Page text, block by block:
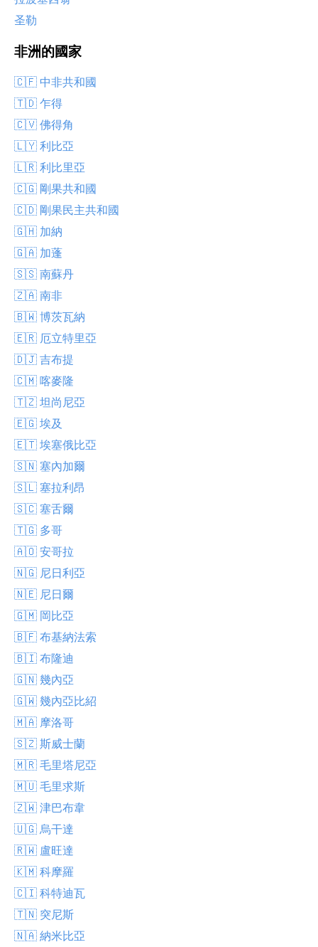
圣勒
非洲的國家
🇨🇫 中非共和國
🇹🇩 乍得
🇨🇻 佛得角
🇱🇾 利比亞
🇱🇷 利比里亞
🇨🇬 剛果共和國
🇨🇩 剛果民主共和國
🇬🇭 加納
🇬🇦 加蓬
🇸🇸 南蘇丹
🇿🇦 南非
🇧🇼 博茨瓦納
🇪🇷 厄立特里亞
🇩🇯 吉布提
🇨🇲 喀麥隆
🇹🇿 坦尚尼亞
🇪🇬 埃及
🇪🇹 埃塞俄比亞
🇸🇳 塞內加爾
🇸🇱 塞拉利昂
🇸🇨 塞舌爾
🇹🇬 多哥
🇦🇴 安哥拉
🇳🇬 尼日利亞
🇳🇪 尼日爾
🇬🇲 岡比亞
🇧🇫 布基納法索
🇧🇮 布隆迪
🇬🇳 幾內亞
🇬🇼 幾內亞比紹
🇲🇦 摩洛哥
🇸🇿 斯威士蘭
🇲🇷 毛里塔尼亞
🇲🇺 毛里求斯
🇿🇼 津巴布韋
🇺🇬 烏干達
🇷🇼 盧旺達
🇰🇲 科摩羅
🇨🇮 科特迪瓦
🇹🇳 突尼斯
🇳🇦 納米比亞